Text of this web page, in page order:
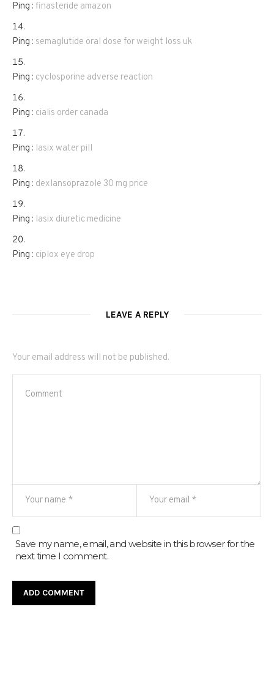
Ping : finasteride amazon
Ping : semaglutide oral dose for weight loss uk
Ping : cyclosporine adverse reaction
Ping : cialis order canada
Ping : lasix water pill
Ping : dexlansoprazole 30 mg price
Ping : lasix diuretic medicine
Ping : ciplox eye drop
LEAVE A REPLY
Your email address will not be published.
Save my name, email, and website in this browser for the
next time I comment.